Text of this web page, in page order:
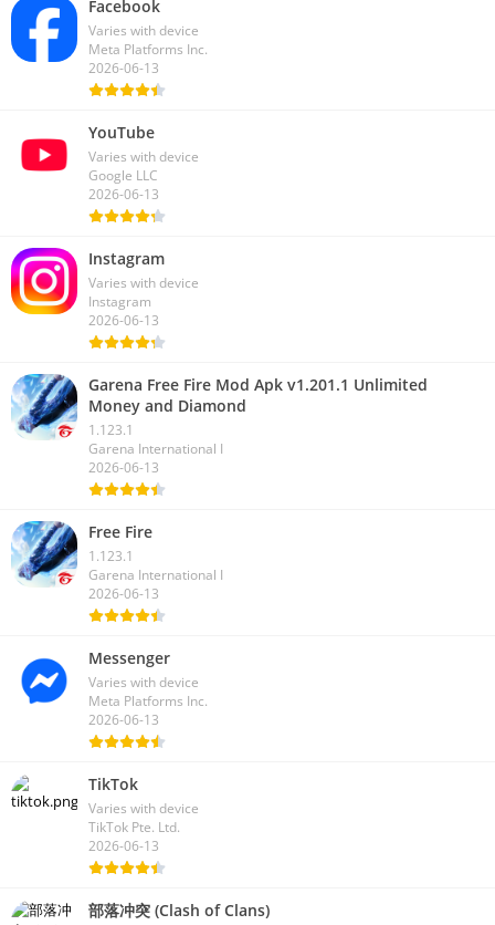
Facebook
Varies with device
Meta Platforms Inc.
2026-06-13
YouTube
Varies with device
Google LLC
2026-06-13
Instagram
Varies with device
Instagram
2026-06-13
Garena Free Fire Mod Apk v1.201.1 Unlimited
Money and Diamond
1.123.1
Garena International I
2026-06-13
Free Fire
1.123.1
Garena International I
2026-06-13
Messenger
Varies with device
Meta Platforms Inc.
2026-06-13
TikTok
Varies with device
TikTok Pte. Ltd.
2026-06-13
部落冲突 (Clash of Clans)